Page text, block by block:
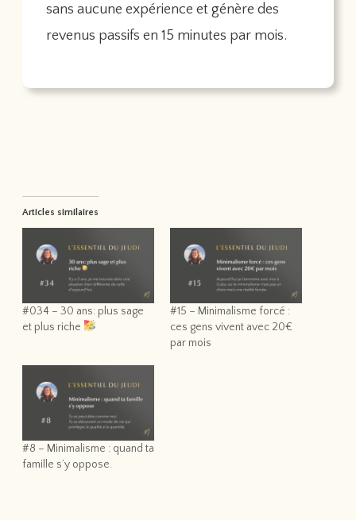
sans aucune expérience et génère des
revenus passifs en 15 minutes par mois.
Articles similaires
#034 – 30 ans: plus sage
et plus riche
#15 – Minimalisme forcé :
ces gens vivent avec 20€
par mois
#8 – Minimalisme : quand ta
famille s’y oppose.